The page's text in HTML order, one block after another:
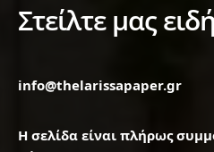
Στείλτε μας
info@thelarissapaper.gr
Η σελίδα είναι πλήρως